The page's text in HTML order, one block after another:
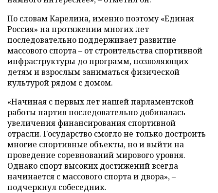
По словам Карелина, именно поэтому «Единая
Россия» на протяжении многих лет
последовательно поддерживает развитие
массового спорта – от строительства спортивной
инфраструктуры до программ, позволяющих
детям и взрослым заниматься физической
культурой рядом с домом.
«Начиная с первых лет нашей парламентской
работы партия последовательно добивалась
увеличения финансирования спортивной
отрасли. Государство смогло не только достроить
многие спортивные объекты, но и выйти на
проведение соревнований мирового уровня.
Однако спорт высоких достижений всегда
начинается с массового спорта и двора», –
подчеркнул собеседник.